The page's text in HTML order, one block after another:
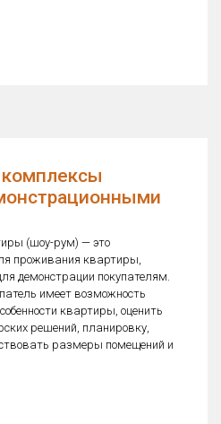
(шоу-рум) — это
проживания квартиры,
демонстрации покупателям.
имеет возможность
квартиры, оценить
решений, планировку,
размеры помещений и